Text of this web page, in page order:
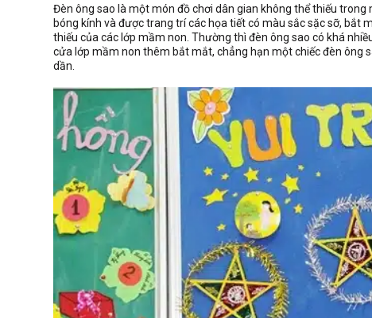
Đèn ông sao là một món đồ chơi dân gian không thể thiếu
bóng kính và được trang trí các họa tiết có màu sắc sặc sỡ, bắt
thiếu của các lớp mầm non. Thường thì đèn ông sao có khá
cửa lớp mầm non thêm bắt mắt, chẳng hạn một chiếc đèn ông
dần.